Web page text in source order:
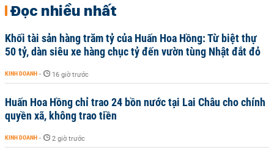
Đọc nhiều nhất
Khối tài sản hàng trăm tỷ của Huấn Hoa Hồng: Từ biệt thự
50 tỷ, dàn siêu xe hàng chục tỷ đến vườn tùng Nhật đắt đỏ
KINH DOANH - 16 giờ trước
Huấn Hoa Hồng chỉ trao 24 bồn nước tại Lai Châu cho chính
quyền xã, không trao tiền
KINH DOANH - 2 giờ trước